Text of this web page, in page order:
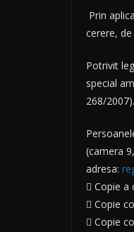
Prin
cerere,
Potrivit
special
268/2007).
(camera
adresa:
 Copie a
 Copie
 Copie